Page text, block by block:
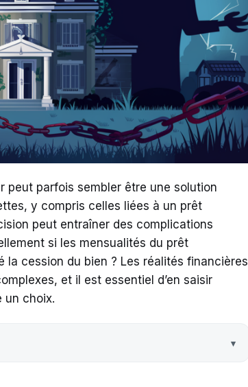
peut parfois sembler être une solution
y compris celles liées à un prêt
peut entraîner des complications
si les mensualités du prêt
la cession du bien ? Les réalités financières
et il est essentiel d’en saisir
un choix.